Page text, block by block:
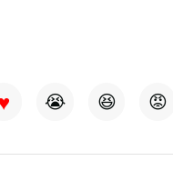
😭 😆 😡